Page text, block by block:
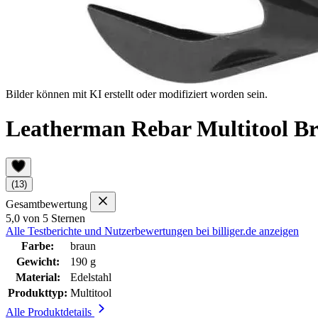
Bilder können mit KI erstellt oder modifiziert worden sein.
Leatherman Rebar Multitool
(13)
Gesamtbewertung
5,0 von 5 Sternen
Alle Testberichte und Nutzerbewertungen bei billiger.de anzeigen
Farbe:
braun
Gewicht:
190 g
Material:
Edelstahl
Produkttyp: Multitool
Alle Produktdetails